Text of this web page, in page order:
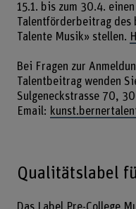
15.1. bis zum 30.4.
Talentförderbeitrag des
Talente Musik» stellen.
Bei Fragen zur
Talentbeitrag wenden
Sulgeneckstrasse 70,
Email:
Qualitätslabel
Das Label Pre-College